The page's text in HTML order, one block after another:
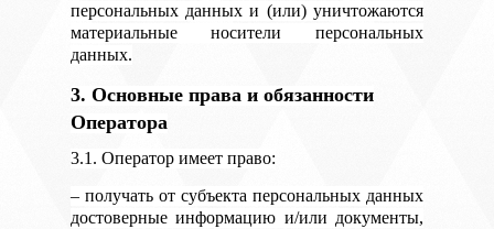
персональных данных и (или) уничтожаются
материальные носители персональных
данных.
3. Основные права и обязанности
Оператора
3.1. Оператор имеет право:
– получать от субъекта персональных данных
достоверные информацию и/или документы,